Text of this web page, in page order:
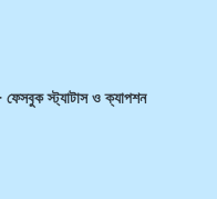
ফেসবুক স্ট্যাটাস ও ক্যাপশন